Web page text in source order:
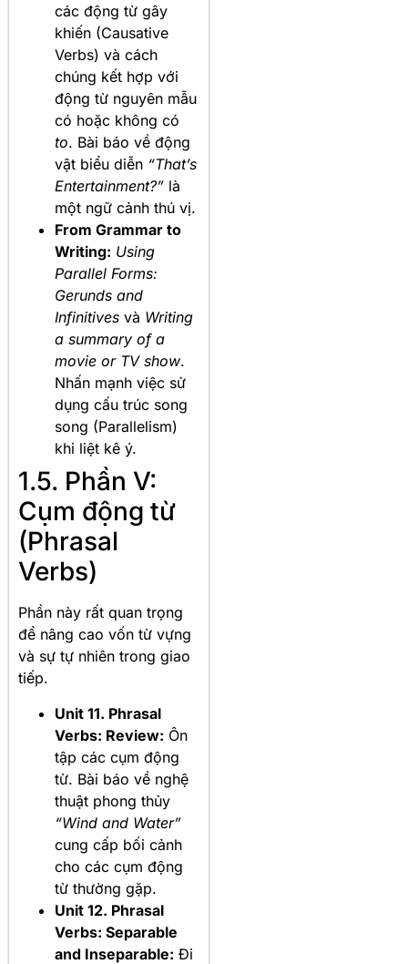
các động từ gây
khiến (Causative
Verbs) và cách
chúng kết hợp với
động từ nguyên mẫu
có hoặc không có
to. Bài báo về động
vật biểu diễn “That’s
Entertainment?” là
một ngữ cảnh thú vị.
From Grammar to
Writing: Using
Parallel Forms:
Gerunds and
Infinitives và Writing
a summary of a
movie or TV show.
Nhấn mạnh việc sử
dụng cấu trúc song
song (Parallelism)
khi liệt kê ý.
1.5. Phần V:
Cụm động từ
(Phrasal
Verbs)
Phần này rất quan trọng
để nâng cao vốn từ vựng
và sự tự nhiên trong giao
tiếp.
Unit 11. Phrasal
Verbs: Review: Ôn
tập các cụm động
từ. Bài báo về nghệ
thuật phong thủy
“Wind and Water”
cung cấp bối cảnh
cho các cụm động
từ thường gặp.
Unit 12. Phrasal
Verbs: Separable
and Inseparable: Đi